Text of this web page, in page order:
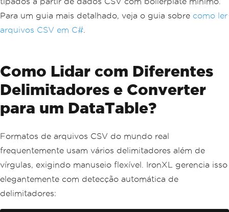
Para um guia mais detalhado, veja o guia sobre como ler
arquivos CSV em C#
Como Lidar com Diferentes
Delimitadores e Converter
para um DataTable?
Formatos de arquivos CSV do mundo real
frequentemente usam vários delimitadores além de
vírgulas, exigindo manuseio flexível. IronXL gerencia isso
elegantemente com detecção automática de
delimitadores: